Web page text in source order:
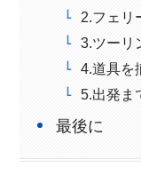
2.フェリ
3.ツーリ
4.道具を
5.出発ま
最後に